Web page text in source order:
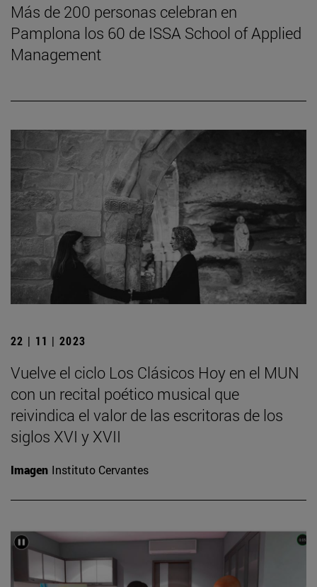
Más de 200 personas celebran en
Pamplona los 60 de ISSA School of Applied
Management
22 | 11 | 2023
Vuelve el ciclo Los Clásicos Hoy en el MUN
con un recital poético musical que
reivindica el valor de las escritoras de los
siglos XVI y XVII
Imagen Instituto Cervantes